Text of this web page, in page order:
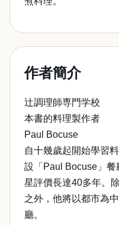
作者簡介
辻調理師専門学校
本書的料理製作者
Paul Bocuse
自十幾歲起開始學習
設「Paul Bocuse」
星評價長達40多年。
之外，他將以都市為
廳。